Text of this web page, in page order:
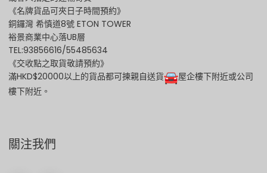
《名牌貨品可夾日子時間預約》
銅鑼灣 希慎道8號 ETON TOWER
裕景商業中心落UB層
TEL:93856616/55485634
《交收點之取貨敬請預約》
滿HKD$20000以上的貨品都可揀親自送貨
屋企樓下附近或公司
樓下附近。
關注我們